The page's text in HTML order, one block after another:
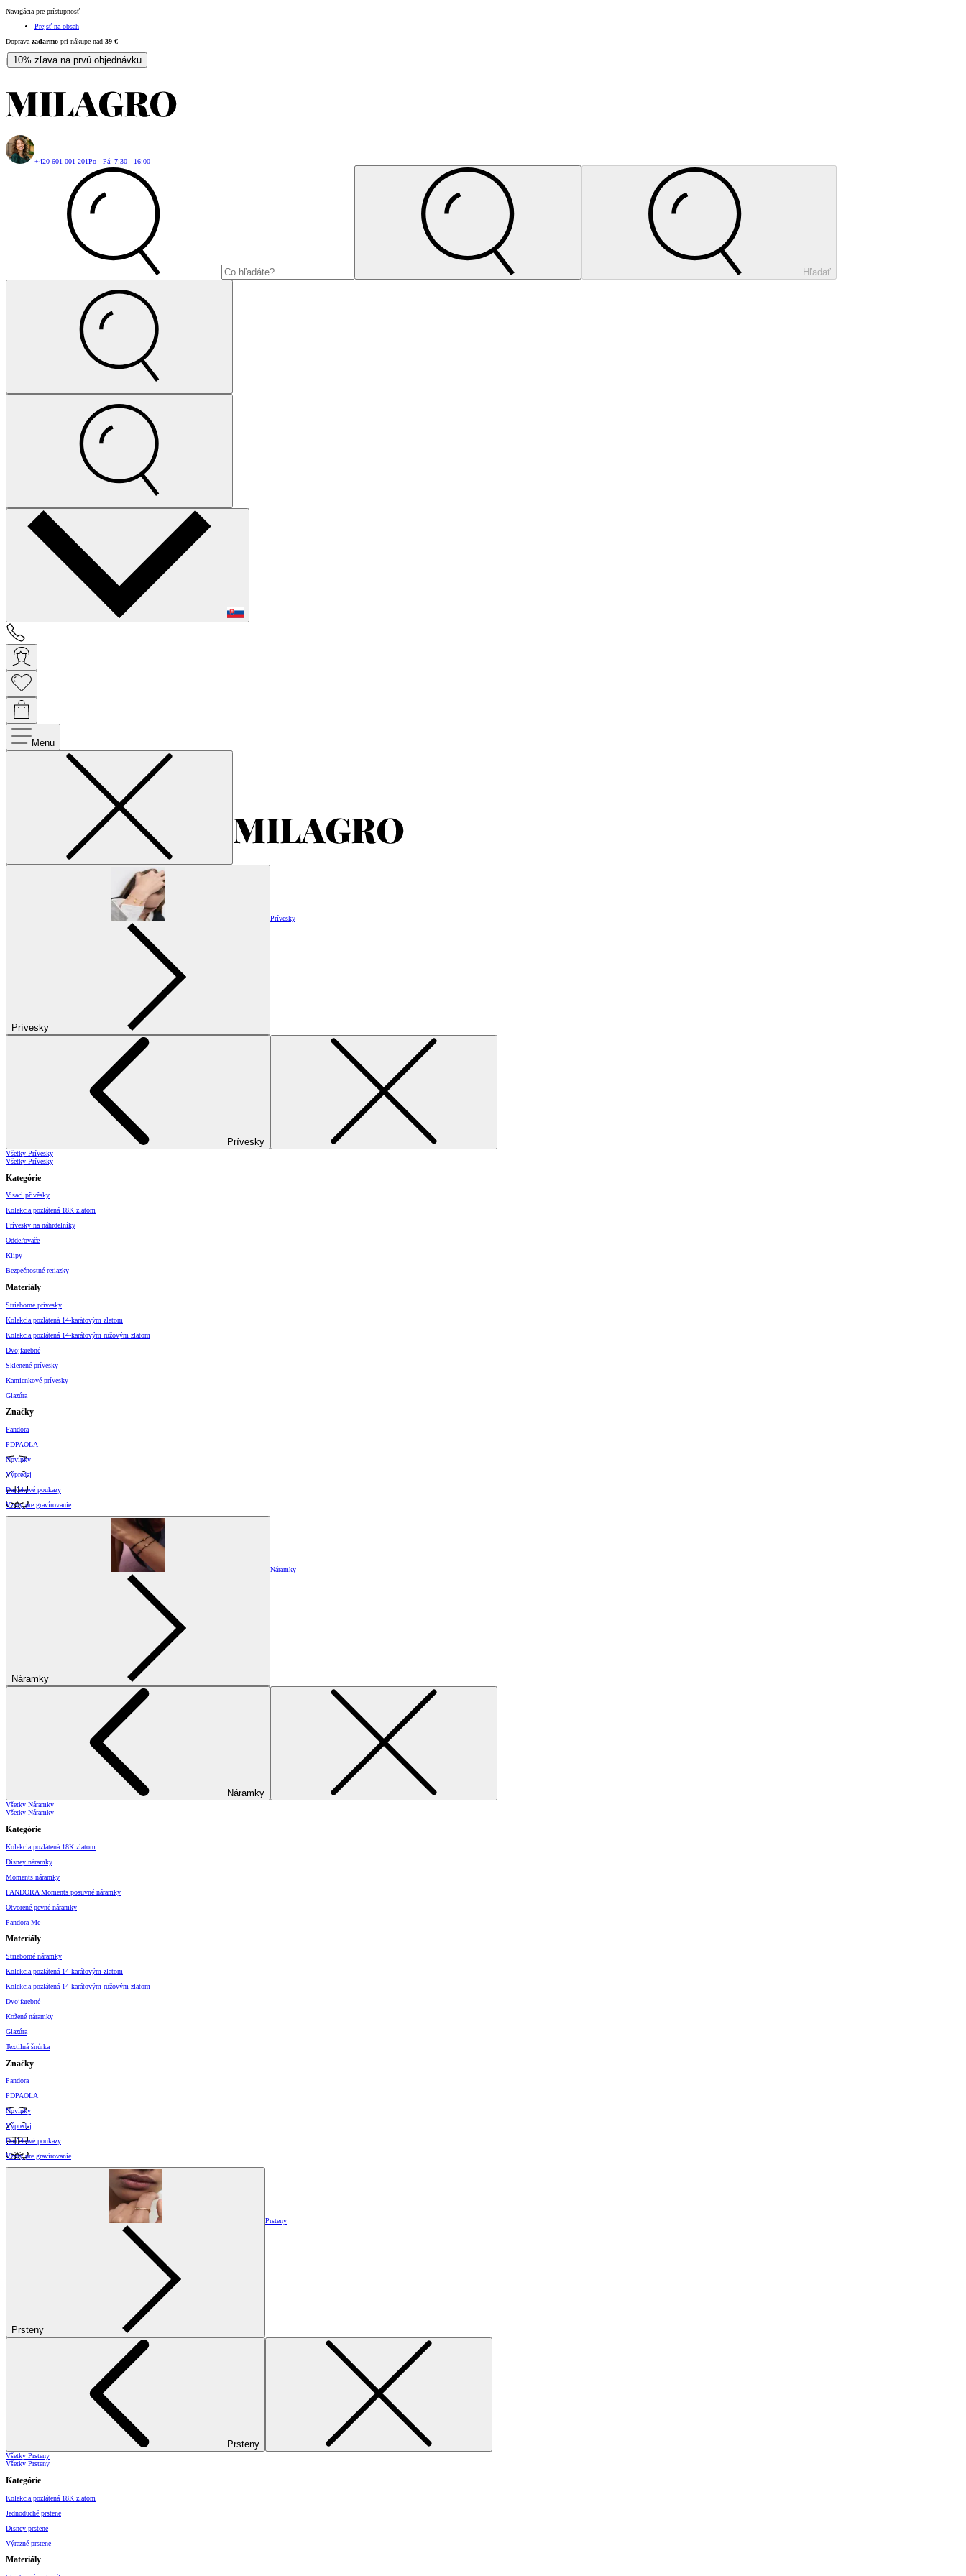
Navigácia pre prístupnosť
Prejsť na obsah
Doprava zadarmo pri nákupe nad 39 €
| 10% zľava na prvú objednávku
+420 601 001 201Po - Pá: 7:30 - 16:00
Hľadať
Menu
Prívesky
Prívesky
Prívesky
Všetky Prívesky
Všetky Prívesky
Kategórie
Visací přívěsky
Kolekcia pozlátená 18K zlatom
Prívesky na náhrdelníky
Oddeľovače
Klipy
Bezpečnostné retiazky
Materiály
Strieborné prívesky
Kolekcia pozlátená 14-karátovým zlatom
Kolekcia pozlátená 14-karátovým ružovým zlatom
Dvojfarebné
Sklenené prívesky
Kamienkové prívesky
Glazúra
Značky
Pandora
PDPAOLA
Novinky
Výpredaj
Darčekové poukazy
Vzory pre gravírovanie
Náramky
Náramky
Náramky
Všetky Náramky
Všetky Náramky
Kategórie
Kolekcia pozlátená 18K zlatom
Disney náramky
Moments náramky
PANDORA Moments posuvné náramky
Otvorené pevné náramky
Pandora Me
Materiály
Strieborné náramky
Kolekcia pozlátená 14-karátovým zlatom
Kolekcia pozlátená 14-karátovým ružovým zlatom
Dvojfarebné
Kožené náramky
Glazúra
Textilná šnúrka
Značky
Pandora
PDPAOLA
Novinky
Výpredaj
Darčekové poukazy
Vzory pre gravírovanie
Prsteny
Prsteny
Prsteny
Všetky Prsteny
Všetky Prsteny
Kategórie
Kolekcia pozlátená 18K zlatom
Jednoduché prstene
Disney prstene
Výrazné prstene
Materiály